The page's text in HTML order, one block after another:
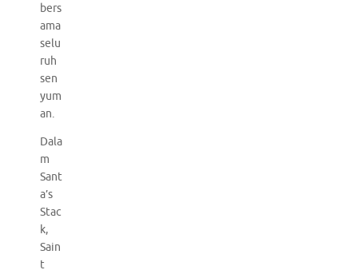
bers
ama
selu
ruh
sen
yum
an.
Dala
m
Sant
a’s
Stac
k,
Sain
t